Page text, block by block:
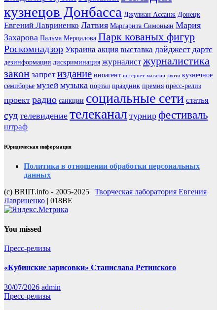
кузнецов Донбасса Джулиан Ассанж Донецк
Евгений Лавриненко Латвия Маргарита Симоньян Мария
Захарова Пальма Мерцалова Парк кованых фигур
Роскомнадзор Украина акция выставка дайджест дартс
дезинформация дискриминация журналист журналистика
закон запрет издание иноагент интернет-магазин квота кузнечное
семиборье музей музыка портал праздник премия пресс-релиз
проект радио санкции социальные сети статья
суд телевидение телеканал турнир фестиваль
штраф
Юридическая информация
Политика в отношении обработки персональных
данных
(с) BRIIT.info - 2005-2025 | Творческая лаборатория Евгения
Лавриненко | 018BE
You missed
Пресс-релизы
«Кубинские зарисовки» Станислава Ретинского
30/07/2026 admin
Пресс-релизы